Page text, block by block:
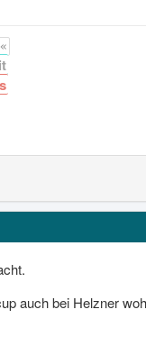
auch bei Helzner